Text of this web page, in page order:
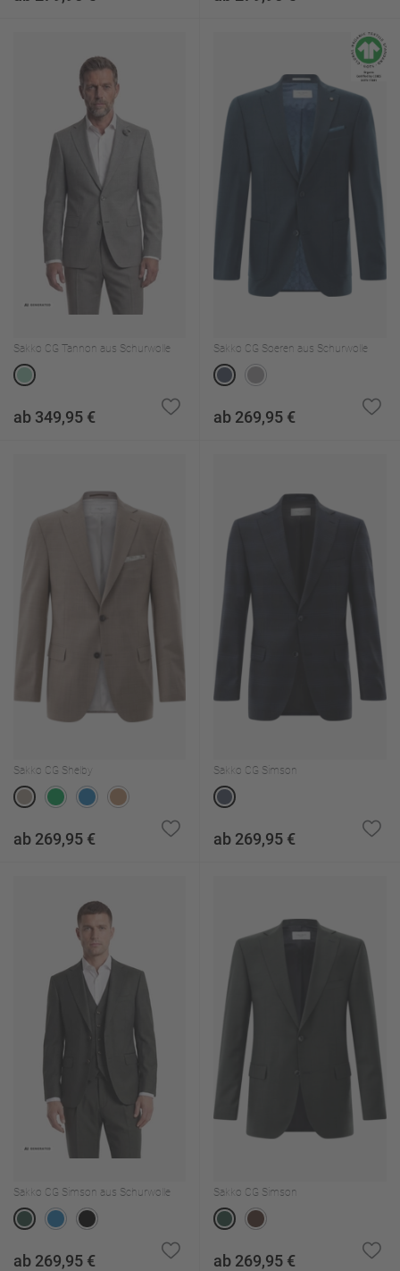
Sakko CG Tannon aus Schurwolle
ab 349,95 €
Sakko CG Soeren aus Schurwolle
ab 269,95 €
Sakko CG Shelby
ab 269,95 €
Sakko CG Simson
ab 269,95 €
Sakko CG Simson aus Schurwolle
ab 269,95 €
Sakko CG Simson
ab 269,95 €